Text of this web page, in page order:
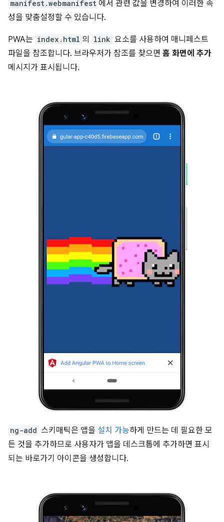
manifest.webmanifest 에서 관련 값을 변경하여 이러한 속
성을 맞춤설정할 수 있습니다.
PWA는 index.html 의 link 요소를 사용하여 매니페스트
파일을 참조합니다. 브라우저가 참조를 찾으면 홈 화면에 추가
메시지가 표시됩니다.
ng-add 스키매틱은 앱을 설치 가능하게 만드는 데 필요한 모
든 것을 추가하므로 사용자가 앱을 데스크톱에 추가하면 표시
되는 바로가기 아이콘을 생성합니다.